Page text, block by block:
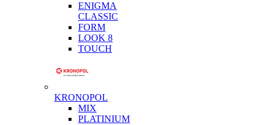
ENIGMA
CLASSIC
FORM
LOOK 8
TOUCH
KRONOPOL
MIX
PLATINIUM